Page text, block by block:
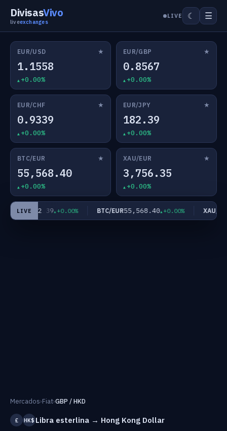
DivisasVivo
liveexchanges
LIVE ☾ ☰
EUR/USD ★
1.1558
+0.00%
EUR/GBP ★
0.8567
+0.00%
EUR/CHF ★
0.9339
+0.00%
EUR/JPY ★
182.39
+0.00%
BTC/EUR ★
55,568.40
+0.00%
XAU/EUR ★
3,756.35
+0.00%
LIVE
JPY182.39 +0.00% BTC/EUR55,568.40 +0.00% XAU/EUR
Mercados›Fiat›GBP / HKD
£ HK$ Libra esterlina → Hong Kong Dollar